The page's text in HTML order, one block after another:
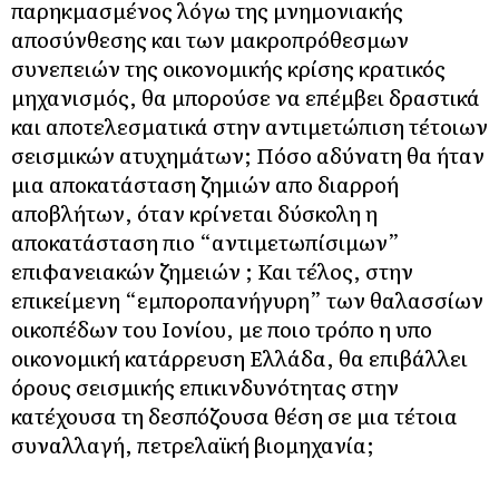
παρηκμασμένος λόγω της μνημονιακής
αποσύνθεσης και των μακροπρόθεσμων
συνεπειών της οικονομικής κρίσης κρατικός
μηχανισμός, θα μπορούσε να επέμβει δραστικά
και αποτελεσματικά στην αντιμετώπιση τέτοιων
σεισμικών ατυχημάτων; Πόσο αδύνατη θα ήταν
μια αποκατάσταση ζημιών απο διαρροή
αποβλήτων, όταν κρίνεται δύσκολη η
αποκατάσταση πιο “αντιμετωπίσιμων”
επιφανειακών ζημειών ; Και τέλος, στην
επικείμενη “εμποροπανήγυρη” των θαλασσίων
οικοπέδων του Ιονίου, με ποιο τρόπο η υπο
οικονομική κατάρρευση Ελλάδα, θα επιβάλλει
όρους σεισμικής επικινδυνότητας στην
κατέχουσα τη δεσπόζουσα θέση σε μια τέτοια
συναλλαγή, πετρελαϊκή βιομηχανία;